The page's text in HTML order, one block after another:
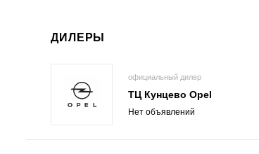
ДИЛЕРЫ
официальный дилер
ТЦ Кунцево Opel
Нет объявлений